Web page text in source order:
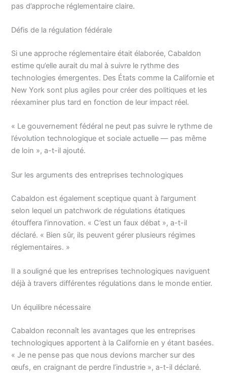
pas d’approche réglementaire claire.
Défis de la régulation fédérale
Si une approche réglementaire était élaborée, Cabaldon
estime qu’elle aurait du mal à suivre le rythme des
technologies émergentes. Des États comme la Californie et
New York sont plus agiles pour créer des politiques et les
réexaminer plus tard en fonction de leur impact réel.
« Le gouvernement fédéral ne peut pas suivre le rythme de
l’évolution technologique et sociale actuelle — pas même
de loin », a-t-il ajouté.
Sur les arguments des entreprises technologiques
Cabaldon est également sceptique quant à l’argument
selon lequel un patchwork de régulations étatiques
étouffera l’innovation. « C’est un faux débat », a-t-il
déclaré. « Bien sûr, ils peuvent gérer plusieurs régimes
réglementaires. »
Il a souligné que les entreprises technologiques naviguent
déjà à travers différentes régulations dans le monde entier.
Un équilibre nécessaire
Cabaldon reconnaît les avantages que les entreprises
technologiques apportent à la Californie en y étant basées.
« Je ne pense pas que nous devions marcher sur des
œufs, en craignant de perdre l’industrie », a-t-il déclaré.